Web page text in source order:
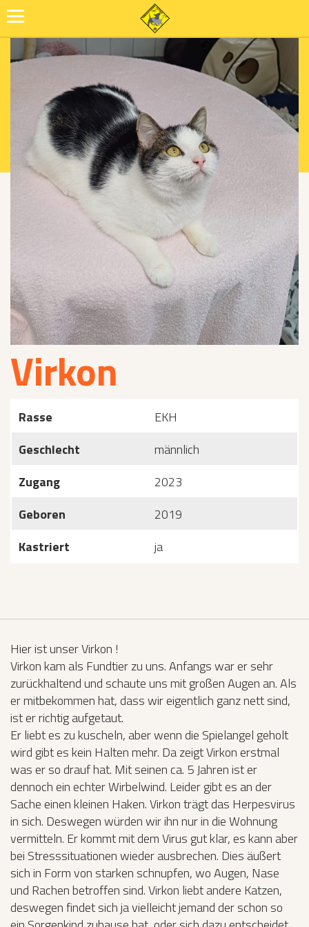
Virkon
Rasse
EKH
Geschlecht
männlich
Zugang
2023
Geboren
2019
Kastriert
ja
Hier ist unser Virkon !
Virkon kam als Fundtier zu uns. Anfangs war er sehr
zurückhaltend und schaute uns mit großen Augen an. Als
er mitbekommen hat, dass wir eigentlich ganz nett sind,
ist er richtig aufgetaut.
Er liebt es zu kuscheln, aber wenn die Spielangel geholt
wird gibt es kein Halten mehr. Da zeigt Virkon erstmal
was er so drauf hat. Mit seinen ca. 5 Jahren ist er
dennoch ein echter Wirbelwind. Leider gibt es an der
Sache einen kleinen Haken. Virkon trägt das Herpesvirus
in sich. Deswegen würden wir ihn nur in die Wohnung
vermitteln. Er kommt mit dem Virus gut klar, es kann aber
bei Stresssituationen wieder ausbrechen. Dies äußert
sich in Form von starken schnupfen, wo Augen, Nase
und Rachen betroffen sind. Virkon liebt andere Katzen,
deswegen findet sich ja vielleicht jemand der schon so